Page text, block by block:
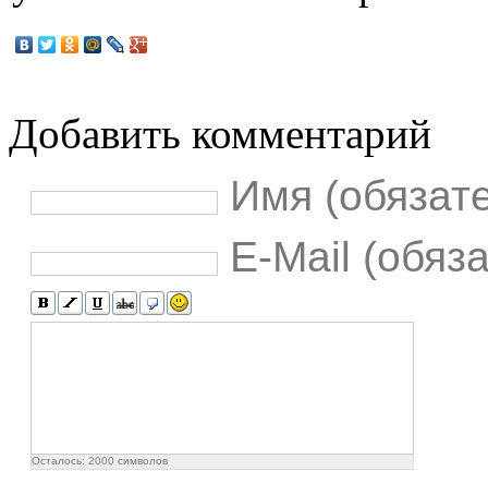
Добавить комментарий
Имя
E-Mail
Осталось: 2000 символов